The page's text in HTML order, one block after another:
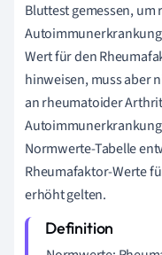
Bluttest gemessen,
Wert für den
hinweisen, muss aber
an rheumatoider
Normwerte-Tabelle
Rheumafaktor-Werte
erhöht gelten.